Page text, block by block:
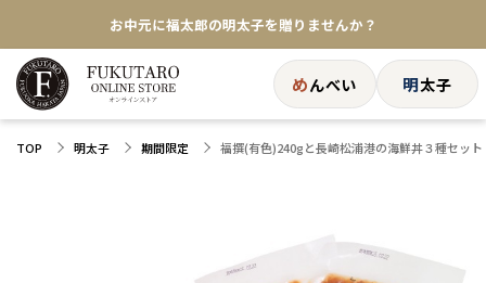
お中元に福太郎の明太子を贈りませんか？
★めんべい25周年記念商品が登場★
【色々な味を試したい方へ】ポストイン！めんべい
めんべい 明太子
TOP 明太子 期間限定 福撰(有色)240gと長崎松浦港の海鮮丼３種セット